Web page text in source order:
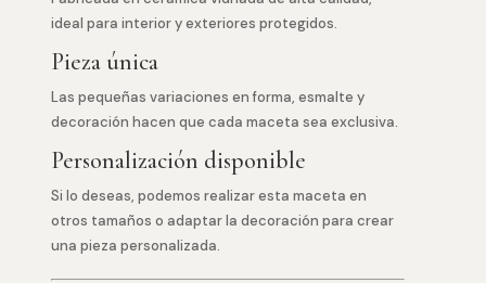
ideal para interior y exteriores protegidos.
Pieza única
Las pequeñas variaciones en forma, esmalte y
decoración hacen que cada maceta sea exclusiva.
Personalización disponible
Si lo deseas, podemos realizar esta maceta en
otros tamaños o adaptar la decoración para crear
una pieza personalizada.